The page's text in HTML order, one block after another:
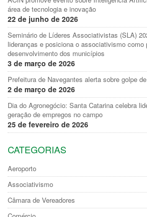
área de tecnologia e inovação
22 de junho de 2026
Seminário de Líderes Associativistas (SLA)
lideranças e posiciona o associativismo como
desenvolvimento dos municípios
3 de março de 2026
Prefeitura de Navegantes alerta sobre golpe
2 de março de 2026
Dia do Agronegócio: Santa Catarina celebra
geração de empregos no campo
25 de fevereiro de 2026
CATEGORIAS
Aeroporto
Associativismo
Câmara de Vereadores